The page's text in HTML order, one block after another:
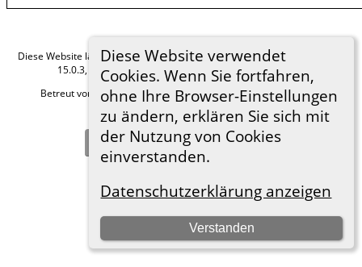
Diese Website verwendet
Cookies. Wenn Sie fortfahren,
ohne Ihre Browser-Einstellungen
zu ändern, erklären Sie sich mit
der Nutzung von Cookies
einverstanden.
Datenschutzerklärung anzeigen
Verstanden
Diese Website läuft mitThe Next Generation of Genealogy Sitebuilding
15.0.3, programmiert von Darrin Lythgoe © 2001-2026.
Betreut von
Roland zu Dortmund e.V.. |Datenschutzerklärung.
Hier geht es zum Impressum
Zur Desktop-Webseite wechseln